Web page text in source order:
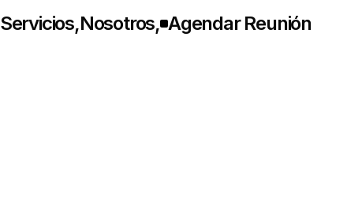
Servicios,Nosotros, Agendar Reunión